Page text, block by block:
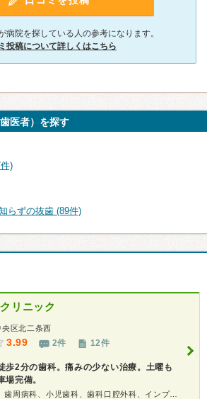
病院を探している人の参考になります。
投稿について詳しくはこちら
医者）を探す
)
らずの抜歯 (89件)
リニック
区北二条西
3.99 2件 12件
歩2分の歯科。痛みの少ない治療。土曜も
完備。
診療科：歯科、矯正歯科、歯周病科、小児歯科、歯科口腔外科、インプラント、ホワイトニング